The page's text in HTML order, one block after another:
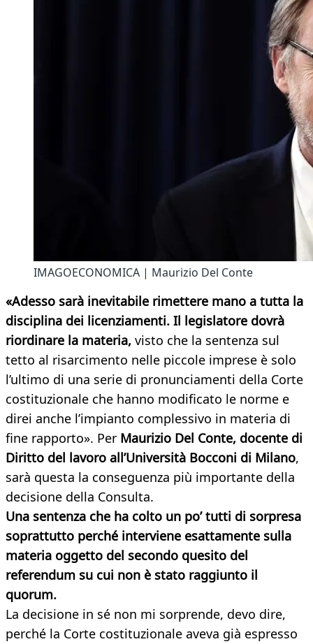
IMAGOECONOMICA | Maurizio Del Conte
«Adesso sarà inevitabile rimettere mano a tutta la
disciplina dei licenziamenti. Il legislatore dovrà
riordinare la materia, visto che la sentenza sul
tetto al risarcimento nelle piccole imprese è solo
l’ultimo di una serie di pronunciamenti della Corte
costituzionale che hanno modificato le norme e
direi anche l’impianto complessivo in materia di
fine rapporto». Per Maurizio Del Conte, docente di
Diritto del lavoro all’Università Bocconi di Milano,
sarà questa la conseguenza più importante della
decisione della Consulta.
Una sentenza che ha colto un po’ tutti di sorpresa
soprattutto perché interviene esattamente sulla
materia oggetto del secondo quesito del
referendum su cui non è stato raggiunto il
quorum.
La decisione in sé non mi sorprende, devo dire,
perché la Corte costituzionale aveva già espresso